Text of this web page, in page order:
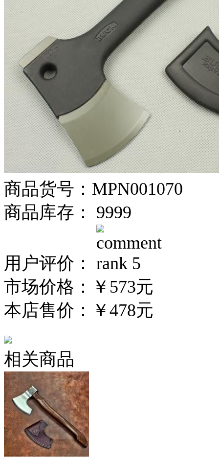
商品货号：MPN001070
商品库存： 9999
用户评价：
市场价格： ￥573元
本店售价： ￥478元
相关商品